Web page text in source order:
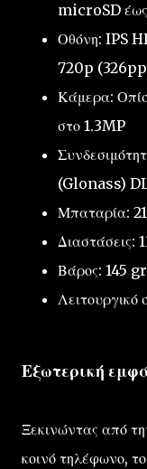
microSD
Οθόνη: IPS
720p
Κάμερα:
στο 1.3MP
(Glonass)
Μπαταρία:
Διαστάσεις:
Βάρος: 145 gr
Εξωτερική
Ξεκινώντας από
κοινό τηλέφωνο,